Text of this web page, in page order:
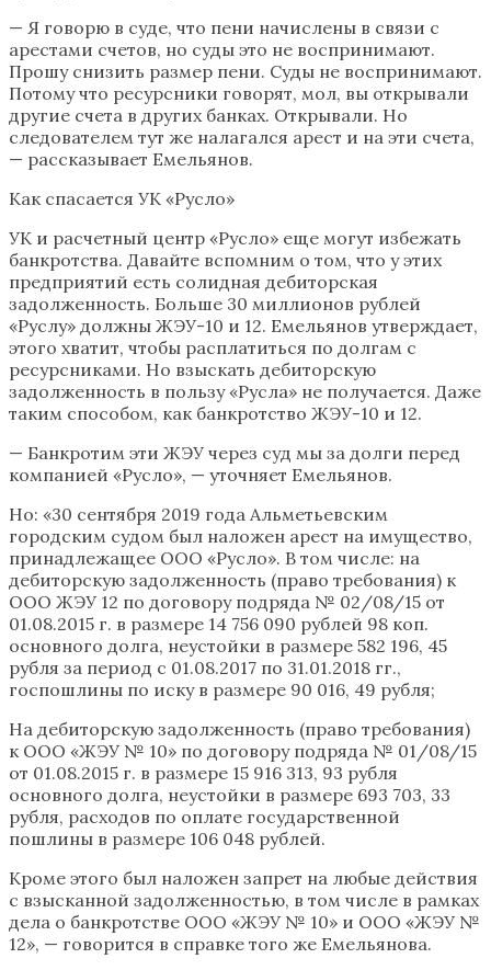
— Я говорю в суде, что пени начислены в связи с
арестами счетов, но суды это не воспринимают.
Прошу снизить размер пени. Суды не воспринимают.
Потому что ресурсники говорят, мол, вы открывали
другие счета в других банках. Открывали. Но
следователем тут же налагался арест и на эти счета,
— рассказывает Емельянов.
Как спасается УК «Русло»
УК и расчетный центр «Русло» еще могут избежать
банкротства. Давайте вспомним о том, что у этих
предприятий есть солидная дебиторская
задолженность. Больше 30 миллионов рублей
«Руслу» должны ЖЭУ-10 и 12. Емельянов утверждает,
этого хватит, чтобы расплатиться по долгам с
ресурсниками. Но взыскать дебиторскую
задолженность в пользу «Русла» не получается. Даже
таким способом, как банкротство ЖЭУ-10 и 12.
— Банкротим эти ЖЭУ через суд мы за долги перед
компанией «Русло», — уточняет Емельянов.
Но: «30 сентября 2019 года Альметьевским
городским судом был наложен арест на имущество,
принадлежащее ООО «Русло». В том числе: на
дебиторскую задолженность (право требования) к
ООО ЖЭУ 12 по договору подряда № 02/08/15 от
01.08.2015 г. в размере 14 756 090 рублей 98 коп.
основного долга, неустойки в размере 582 196, 45
рубля за период с 01.08.2017 по 31.01.2018 гг.,
госпошлины по иску в размере 90 016, 49 рубля;
На дебиторскую задолженность (право требования)
к ООО «ЖЭУ № 10» по договору подряда № 01/08/15
от 01.08.2015 г. в размере 15 916 313, 93 рубля
основного долга, неустойки в размере 693 703, 33
рубля, расходов по оплате государственной
пошлины в размере 106 048 рублей.
Кроме этого был наложен запрет на любые действия
с взысканной задолженностью, в том числе в рамках
дела о банкротстве ООО «ЖЭУ № 10» и ООО «ЖЭУ №
12», — говорится в справке того же Емельянова.